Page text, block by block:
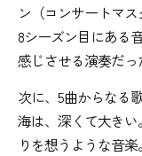
ン（コンサートマ
8シーズン目にある
感じさせる演奏だっ
次に、5曲からなる
海は、深くて大き
りを想うような音